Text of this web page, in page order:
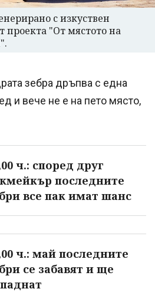
с изкуствен
проекта "От мястото на
зебра дръпва с една
и вече не е на пето място,
ч.: според друг
последните
все пак имат шанс
ч.: май последните
се забавят и ще